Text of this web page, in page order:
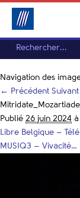
Navigation des
← Précédent
Publié 26 juin 2024 à
Libre Belgique –
MUSIQ3 – Vivacité…